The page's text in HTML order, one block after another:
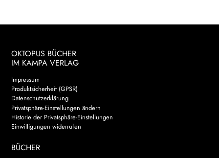
OKTOPUS BÜCHER
IM KAMPA VERLAG
Impressum
Produktsicherheit (GPSR)
Datenschutzerklärung
Privatsphäre-Einstellungen ändern
Historie der Privatsphäre-Einstellungen
Einwilligungen widerrufen
BÜCHER